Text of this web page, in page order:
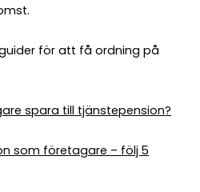
för att få ordning på
spara till tjänstepension?
som företagare – följ 5